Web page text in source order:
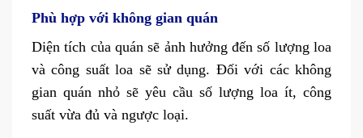
Phù hợp với không gian quán
Diện tích của quán sẽ ảnh hưởng đến số lượng loa
và công suất loa sẽ sử dụng. Đối với các không
gian quán nhỏ sẽ yêu cầu số lượng loa ít, công
suất vừa đủ và ngược loại.